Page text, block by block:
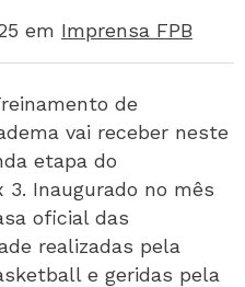
em Imprensa FPB
de
vai receber neste
etapa do
Inaugurado no mês
oficial das
realizadas pela
e geridas pela